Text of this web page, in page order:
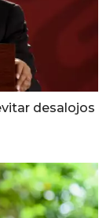
desalojos